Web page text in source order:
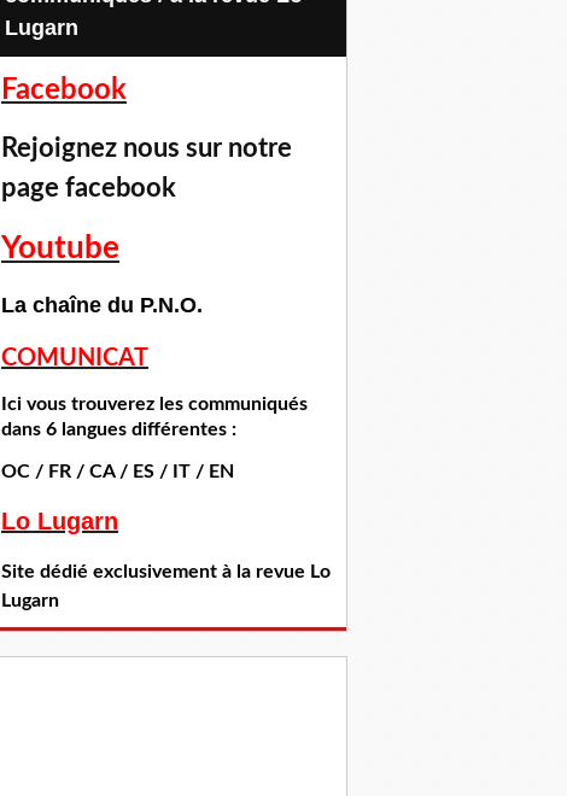
Lugarn
Facebook
Rejoignez nous sur notre
page facebook
Youtube
La chaîne du P.N.O.
COMUNICAT
Ici vous trouverez les communiqués
dans 6 langues différentes :
OC / FR / CA / ES / IT / EN
Lo Lugarn
Site dédié exclusivement à la revue Lo
Lugarn